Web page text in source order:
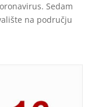
Sedam
na području